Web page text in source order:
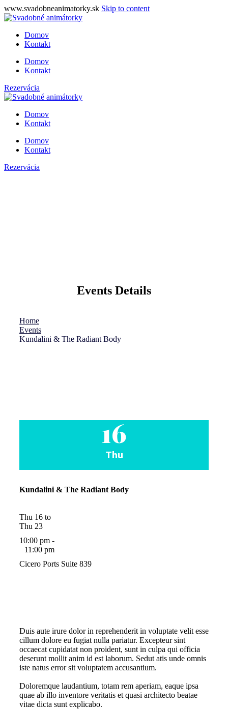
www.svadobneanimatorky.sk Skip to content
Domov
Kontakt
Domov
Kontakt
Rezervácia
Domov
Kontakt
Domov
Kontakt
Rezervácia
Events Details
Home
Events
Kundalini & The Radiant Body
16
Thu
Kundalini & The Radiant Body
Thu 16 to
Thu 23
10:00 pm -
11:00 pm
Cicero Ports Suite 839
Duis aute irure dolor in reprehenderit in voluptate velit esse
cillum dolore eu fugiat nulla pariatur. Excepteur sint
occaecat cupidatat non proident, sunt in culpa qui officia
deserunt mollit anim id est laborum. Sedut atis unde omnis
iste natus error sit voluptatem accusantium.
Doloremque laudantium, totam rem aperiam, eaque ipsa
quae ab illo inventore veritatis et quasi architecto beatae
vitae dicta sunt explicabo.